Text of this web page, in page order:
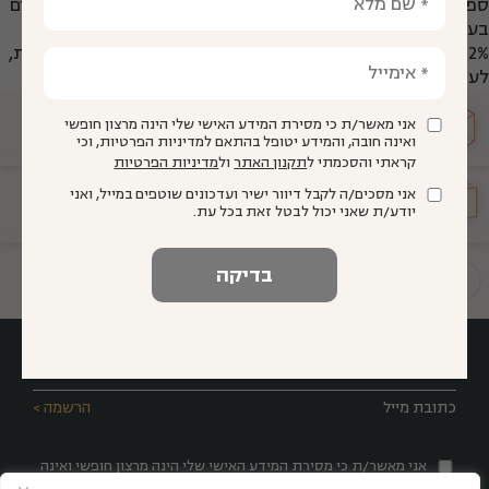
אני מאשר/ת כי מסירת המידע האישי שלי הינה מרצון חופשי
ואינה חובה, והמידע יטופל בהתאם למדיניות הפרטיות, וכי
קראתי והסכמתי לתקנון האתרולמדיניות הפרטיות
אני מסכים/ה לקבל דיוור ישיר ועדכונים שוטפים במייל, ואני
יודע/ת שאני יכול לבטל זאת בכל עת.
ספר יסודיים, ו-19 בתי ספר על יסודיים, 11 מהם מלמדים תלמידים
83.2% מתלמידי מחזור י"ב סיימו את לימודיהם עם תעודת בגרות,
לעומת הממוצע הארצי העומד על 68.2%.
מועצה מייעצת
הגיע זמןחינוך
תשתיות להוראה איכותית
אני מאשר/ת כי מסירת המידע האישי שלי הינה מרצון חופשי ואינה